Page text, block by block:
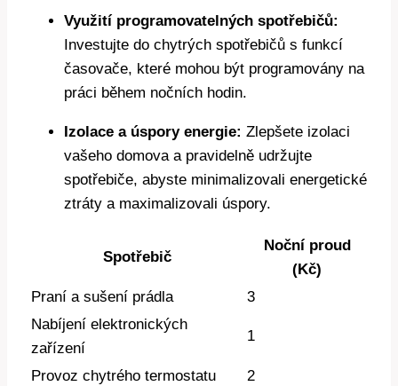
Využití programovatelných spotřebičů:
Investujte do chytrých spotřebičů s funkcí
časovače, které mohou být programovány na
práci během nočních hodin.
Izolace a úspory energie: Zlepšete izolaci
vašeho domova a pravidelně udržujte
spotřebiče, abyste minimalizovali energetické
ztráty a maximalizovali úspory.
Spotřebič
Noční proud
(Kč)
Praní a sušení prádla
3
Nabíjení elektronických
zařízení
1
Provoz chytrého termostatu 2